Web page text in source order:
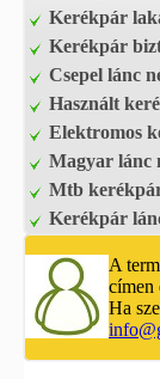
Kerékpár
Kerékpár
Csepel lánc
Használt
Elektromos
Magyar lánc
Mtb
Kerékpár
A
címen
Ha